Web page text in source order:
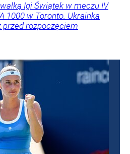
Igi Świątek w meczu IV
1000 w Toronto. Ukrainka
przed rozpoczęciem